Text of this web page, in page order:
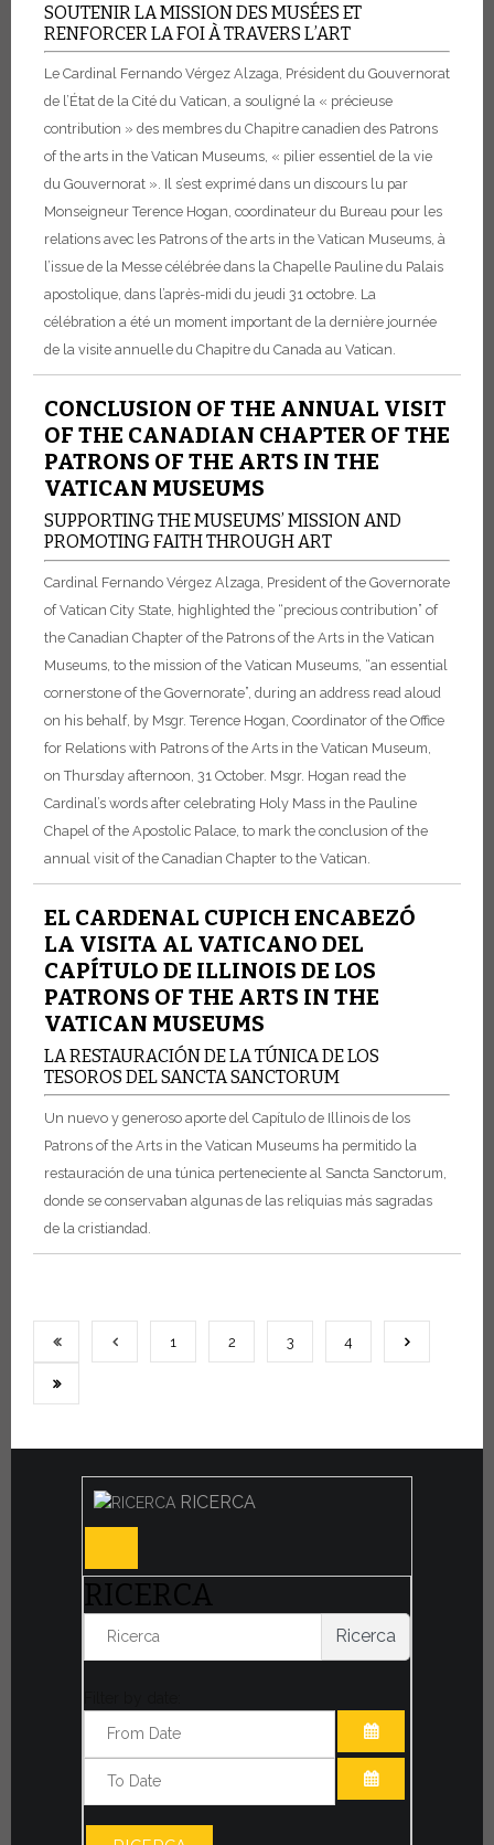
SOUTENIR LA MISSION DES MUSÉES ET
RENFORCER LA FOI À TRAVERS L’ART
Le Cardinal Fernando Vérgez Alzaga, Président du Gouvernorat
de l’État de la Cité du Vatican, a souligné la « précieuse
contribution » des membres du Chapitre canadien des Patrons
of the arts in the Vatican Museums, « pilier essentiel de la vie
du Gouvernorat ». Il s’est exprimé dans un discours lu par
Monseigneur Terence Hogan, coordinateur du Bureau pour les
relations avec les Patrons of the arts in the Vatican Museums, à
l’issue de la Messe célébrée dans la Chapelle Pauline du Palais
apostolique, dans l’après-midi du jeudi 31 octobre. La
célébration a été un moment important de la dernière journée
de la visite annuelle du Chapitre du Canada au Vatican.
CONCLUSION OF THE ANNUAL VISIT
OF THE CANADIAN CHAPTER OF THE
PATRONS OF THE ARTS IN THE
VATICAN MUSEUMS
SUPPORTING THE MUSEUMS’ MISSION AND
PROMOTING FAITH THROUGH ART
Cardinal Fernando Vérgez Alzaga, President of the Governorate
of Vatican City State, highlighted the “precious contribution” of
the Canadian Chapter of the Patrons of the Arts in the Vatican
Museums, to the mission of the Vatican Museums, “an essential
cornerstone of the Governorate”, during an address read aloud
on his behalf, by Msgr. Terence Hogan, Coordinator of the Office
for Relations with Patrons of the Arts in the Vatican Museum,
on Thursday afternoon, 31 October. Msgr. Hogan read the
Cardinal’s words after celebrating Holy Mass in the Pauline
Chapel of the Apostolic Palace, to mark the conclusion of the
annual visit of the Canadian Chapter to the Vatican.
EL CARDENAL CUPICH ENCABEZÓ
LA VISITA AL VATICANO DEL
CAPÍTULO DE ILLINOIS DE LOS
PATRONS OF THE ARTS IN THE
VATICAN MUSEUMS
LA RESTAURACIÓN DE LA TÚNICA DE LOS
TESOROS DEL SANCTA SANCTORUM
Un nuevo y generoso aporte del Capítulo de Illinois de los
Patrons of the Arts in the Vatican Museums ha permitido la
restauración de una túnica perteneciente al Sancta Sanctorum,
donde se conservaban algunas de las reliquias más sagradas
de la cristiandad.
1 2 3 4
RICERCA
RICERCA
Ricerca
APRI IL